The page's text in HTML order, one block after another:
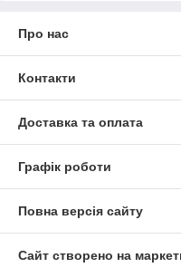
Про нас
Контакти
Доставка та оплата
Графік роботи
Повна версія сайту
Сайт створено на